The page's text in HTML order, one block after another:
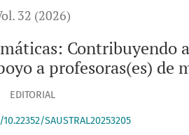
32 (2026)
Contribuyendo
a profesoras(es) de
EDITORIAL
SAUSTRAL20253205